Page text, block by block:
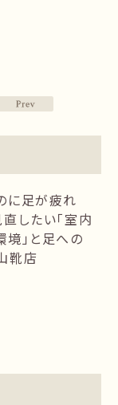
に足が疲れ
したい「室内
」と足への
靴店